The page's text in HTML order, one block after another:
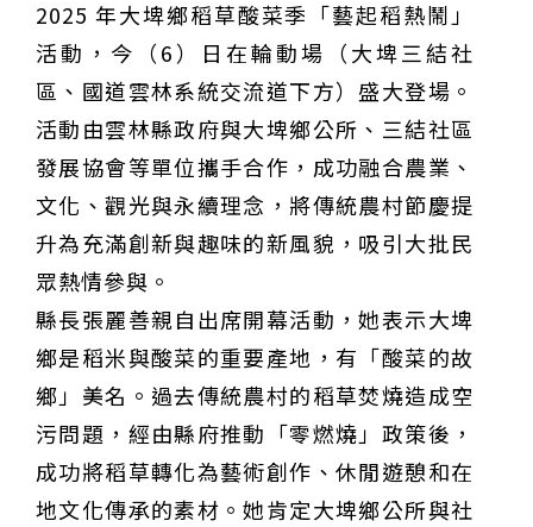
器人」月省醫護120公里步程
台北》污水廠變身都市綠洲！內湖運動公園全新戲水區
盛大開放 智慧預約環教體驗
嘉義》搶攻端午親子商機！嘉義縣推「沉浸式角色扮
演」 邀學童化身小海盜、建築職人全台放電
阿里山精品咖啡香 成為端午與暑假深度旅遊新亮點
臺中甩「六都第一胖」稱號！「2026台中星燃計畫」啟
動 祭150萬獎金邀市民健康減重
跨界解密「健康一體」 科博館、國衛院特展登場 手機
化身探險工具自主解謎
活潑親切打破失智框架！日王牌業務丹野智文抗病13
年，靠「第二大腦」獨自來台分享生命淚水
國際保育盛事首移師亞洲 Joint TAG全球專家會議臺北
登場
綠營中投參選人合體 拋「中投新市鎮」 交通與醫療跨
域治理成焦點
夜市變廟會！山邊媽、旱溪媽、大庄媽三媽首度齊巡逢
甲 萬人爭躦轎底響徹夜空
MLB》鄧愷威6局飆6K完封小熊奪第3勝！宰制力複製
「王建民建仔旋風」引爆世代傳承鐵觀音節政大登場 結合大文山友善食農與地方創生
臺德技職教育深層對話！德國Walther Rathenau師生
造訪大安高工 體驗端午文化與前瞻工業實作
迎端午、抗酷暑！臺中盛夏水域系列活動本周六起兩地
開划
課堂搬到菜市場！北市13校「游於藝」成果展 導覽小
尖兵用藝術「說」出千年風俗
20年淬鍊！貓空纜車運量突破4,000萬人次 「天空綠
洲」成國際打卡新地標
熊鷹羽毛與保育的兩難！金甌女中師生齊聚《飛吧！熊
鷹》特映會 深化原民文化與生態永續教育
29件神級作品齊聚葫蘆墩！「藝馬登豐」2026台灣工
藝之家聯展震撼登場
跨越百年的生物觀測！科博館、成大《時空丈量師》特
展：讓典藏標本說出氣候變遷真相
睽違七年！精品郵輪「島嶼天空號」首航臺中港 參山處
攜手縣市熱情迎賓
金牌搖籃驚傳「球荒」！江啟臣偕運彩公會挺萬和國
中，捐贈 1800 顆羽球助小將 4 月全中運奪金
世足》阿根廷足球巨星梅西父親兼經紀人豪爾赫去世 享
2025 年大埤鄉稻草酸菜季「藝起稻熱鬧」
活動，今（6）日在輪動場（大埤三結社
區、國道雲林系統交流道下方）盛大登場。
活動由雲林縣政府與大埤鄉公所、三結社區
發展協會等單位攜手合作，成功融合農業、
文化、觀光與永續理念，將傳統農村節慶提
升為充滿創新與趣味的新風貌，吸引大批民
眾熱情參與。
縣長張麗善親自出席開幕活動，她表示大埤
鄉是稻米與酸菜的重要產地，有「酸菜的故
鄉」美名。過去傳統農村的稻草焚燒造成空
污問題，經由縣府推動「零燃燒」政策後，
成功將稻草轉化為藝術創作、休閒遊憩和在
地文化傳承的素材。她肯定大埤鄉公所與社